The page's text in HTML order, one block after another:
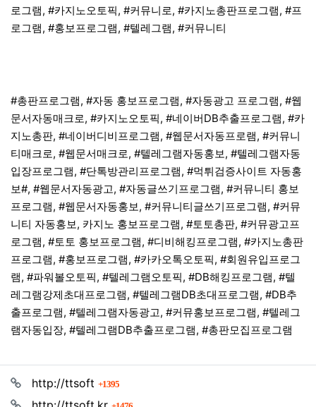
로그램, #카지노오토픽, #커뮤니로, #카지노총판프로그램, #프
로그램, #홍보프로그램, #텔레그램, #커뮤니티
#총판프로그램, #자동 홍보프로그램, #자동광고 프로그램, #웹
문서자동매크로, #카지노오토픽, #네이버DB추출프로그램, #카
지노총판, #네이버디비프로그램, #웹문서자동프로램, #커뮤니
티매크로, #웹문서매크로, #텔레그램자동홍보, #텔레그램자동
입장프로그램, #단톡방관리프로그램, #먹튀검증사이트 자동홍
보#, #웹문서자동광고, #자동글쓰기프로그램, #커뮤니티 홍보
프로그램, #웹문서자동홍보, #커뮤니티글쓰기프로그램, #커뮤
니티 자동홍보, 카지노 홍보프로그램, #토토총판, #커뮤광고프
로그램, #토토 홍보프로그램, #디비해킹프로그램, #카지노총판
프로그램, #홍보프로그램, #카카오톡오토픽, #회원유입프로그
램, #파워볼오토픽, #텔레그램오토픽, #DB해킹프로그램, #텔
레그램강제초대프로그램, #텔레그램DB초대프로그램, #DB추
출프로그램, #텔레그램자동광고, #커뮤홍보프로그램, #텔레그
램자동입장, #텔레그램DB추출프로그램, #총판모집프로그램
http://ttsoft 1395회 연결
회 연결